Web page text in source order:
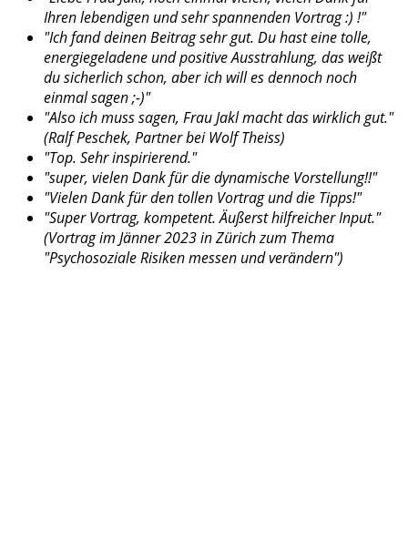
Ihren lebendigen und sehr spannenden Vortrag :) !"
"Ich fand deinen Beitrag sehr gut. Du hast eine tolle,
energiegeladene und positive Ausstrahlung, das weißt
du sicherlich schon, aber ich will es dennoch noch
einmal sagen ;-)"
"Also ich muss sagen, Frau Jakl macht das wirklich gut."
(Ralf Peschek, Partner bei Wolf Theiss)
"Top. Sehr inspirierend."
"super, vielen Dank für die dynamische Vorstellung!!"
"Vielen Dank für den tollen Vortrag und die Tipps!"
"Super Vortrag, kompetent. Äußerst hilfreicher Input."
(Vortrag im Jänner 2023 in Zürich zum Thema
"Psychosoziale Risiken messen und verändern")